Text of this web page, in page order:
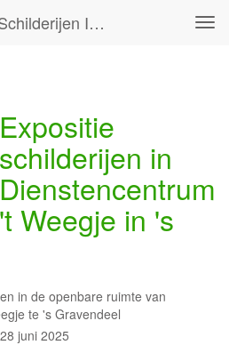
Tia Sprott - Expositie Schilderijen In Dienstencentrum 't Weegje In 's Gravendeel
Expositie
schilderijen in
Dienstencentrum
't Weegje in 's
in de openbare ruimte van
te 's Gravendeel
juni 2025